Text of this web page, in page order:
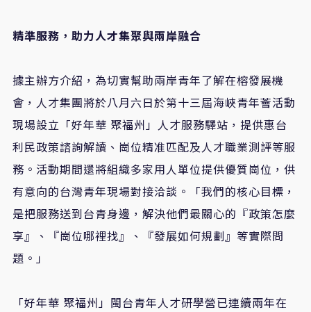
精準服務，助力人才集聚與兩岸融合
據主辦方介紹，為切實幫助兩岸青年了解在榕發展機
會，人才集團將於八月六日於第十三屆海峽青年薈活動
現場設立「好年華 聚福州」人才服務驛站，提供惠台
利民政策諮詢解讀、崗位精准匹配及人才職業測評等服
務。活動期間還將組織多家用人單位提供優質崗位，供
有意向的台灣青年現場對接洽談。「我們的核心目標，
是把服務送到台青身邊，解決他們最關心的『政策怎麼
享』、『崗位哪裡找』、『發展如何規劃』等實際問
題。」
「好年華 聚福州」閩台青年人才研學營已連續兩年在